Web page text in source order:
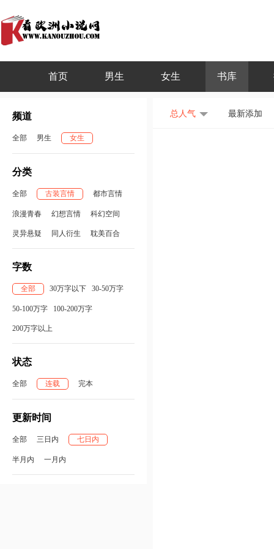
首页 男生 女生 书库
频道
全部 男生 女生
分类
全部 古装言情 都市言情
浪漫青春 幻想言情 科幻空间
灵异悬疑 同人衍生 耽美百合
字数
全部 30万字以下 30-50万字
50-100万字 100-200万字
200万字以上
状态
全部 连载 完本
更新时间
全部 三日内 七日内
半月内 一月内
总人气 最新添加